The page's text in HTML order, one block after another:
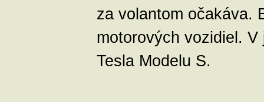
za volantom očakáva.
motorových vozidiel.
Tesla Modelu S.